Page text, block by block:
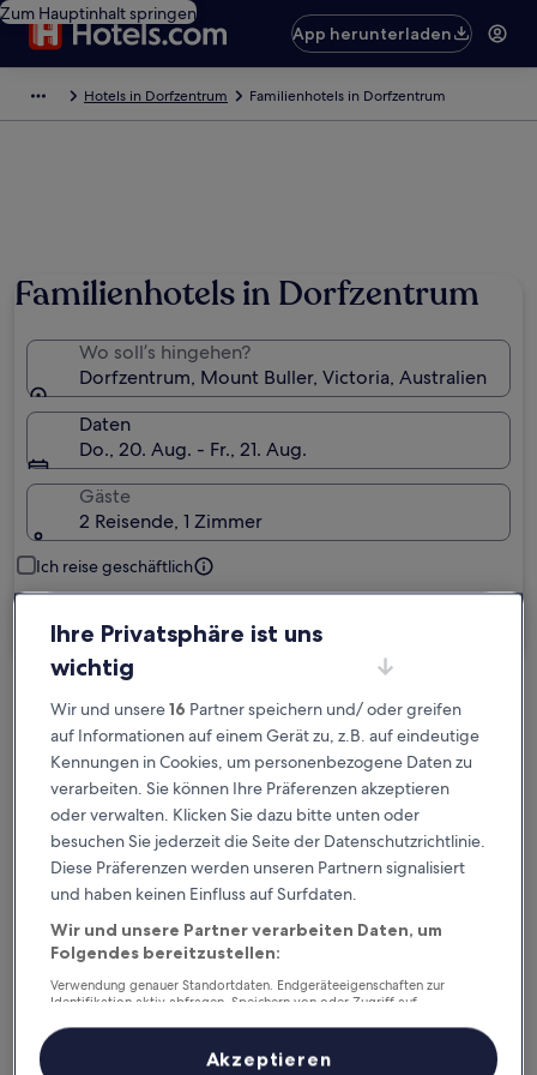
Zum Hauptinhalt springen
App herunterladen
Hotels in Dorfzentrum Familienhotels in Dorfzentrum
Familienhotels in Dorfzentrum
Wo soll’s hingehen?
Dorfzentrum, Mount Buller, Victoria, Australien
Daten
Do., 20. Aug. - Fr., 21. Aug.
Gäste
2 Reisende, 1 Zimmer
Ich reise geschäftlich
Suchen
Kostenlose Stornierung bei
Planänderungen
Verdiene Prämien für jede
wahrgenommene Übernachtung
Mehr sparen mit Preisen für Mitglieder
Überprüfe die Preise für diese Daten
Ihre Privatsphäre ist uns
wichtig
Wir und unsere16 Partner speichern und/ oder greifen
auf Informationen auf einem Gerät zu, z.B. auf eindeutige
Kennungen in Cookies, um personenbezogene Daten zu
verarbeiten. Sie können Ihre Präferenzen akzeptieren
oder verwalten. Klicken Sie dazu bitte unten oder
besuchen Sie jederzeit die Seite der Datenschutzrichtlinie.
Diese Präferenzen werden unseren Partnern signalisiert
und haben keinen Einfluss auf Surfdaten.
Wir und unsere Partner verarbeiten Daten, um
Folgendes bereitzustellen:
Verwendung genauer Standortdaten. Endgeräteeigenschaften zur
Identifikation aktiv abfragen. Speichern von oder Zugriff auf
Inhalte, Messung von Werbeleistung und der Performance von Inhalten,
Zielgruppenforschung sowie Entwicklung und Verbesserung von
Akzeptieren